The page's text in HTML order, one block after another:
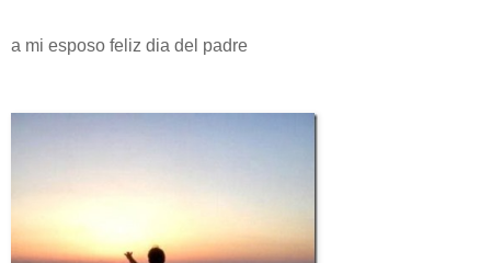
a mi esposo feliz dia del padre